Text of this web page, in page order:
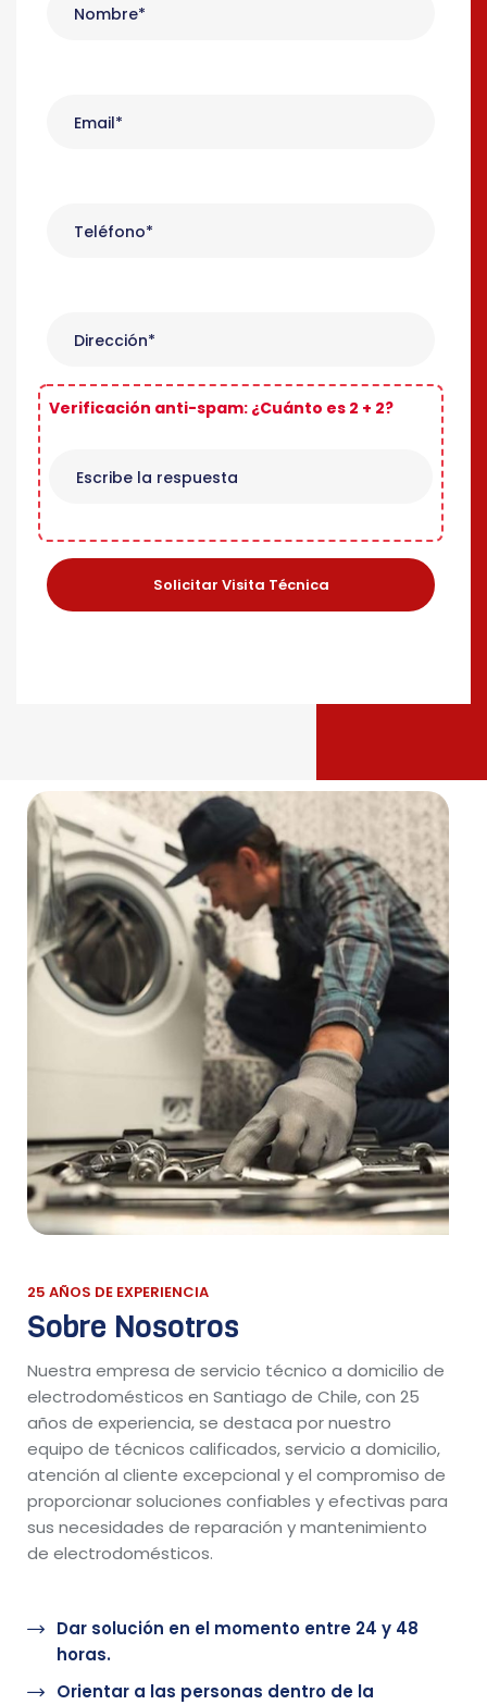
Verificación anti-spam: ¿Cuánto es 2 + 2?
25 AÑOS DE EXPERIENCIA
Sobre Nosotros
Nuestra empresa de servicio técnico a domicilio de
electrodomésticos en Santiago de Chile, con 25
años de experiencia, se destaca por nuestro
equipo de técnicos calificados, servicio a domicilio,
atención al cliente excepcional y el compromiso de
proporcionar soluciones confiables y efectivas para
sus necesidades de reparación y mantenimiento
de electrodomésticos.
Dar solución en el momento entre 24 y 48
horas.
Orientar a las personas dentro de la